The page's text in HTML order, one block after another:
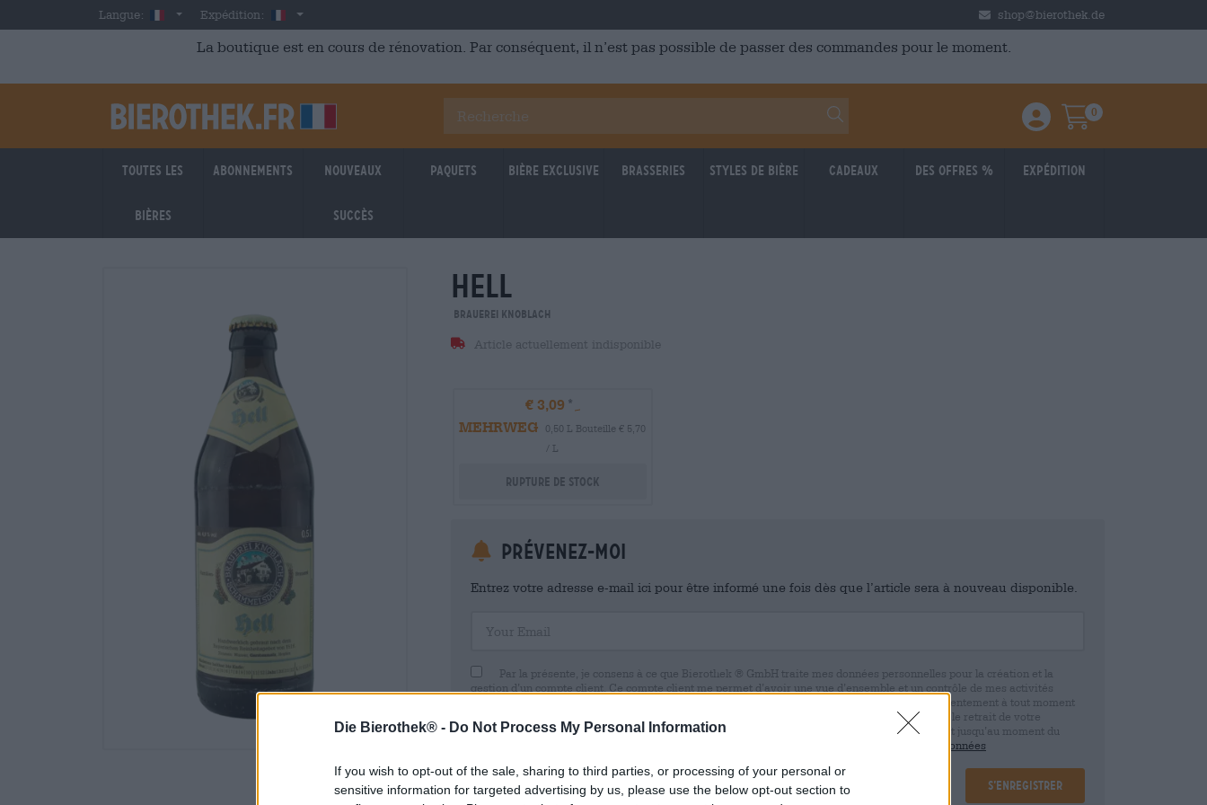
Die Bierothek® - Do Not Process My Personal Information
If you wish to opt-out of the sale, sharing to third parties, or processing of your personal or
sensitive information for targeted advertising by us, please use the below opt-out section to
Skip to main contentLangue: FrenchExpédition: France shop@bierothek.de
La boutique est en cours de rénovation. Par conséquent, il n’est pas possible de passer des commandes pour le moment.
Einloggen / Anmelden
Warenkorb
0
Toutes les
bières
Abonnements Nouveaux
succès
Paquets Bière Exclusive Brasseries Styles de bière Cadeaux Des offres % Expédition
hell
Brauerei Knoblach
Article actuellement indisponible
€ 3,09
MEHRWEG
0,50 L Bouteille € 5,70
/ L
Rupture de stock
Prévenez-moi
Entrez votre adresse e-mail ici pour être informé une fois dès que l’article sera à nouveau disponible.
Par la présente, je consens à ce que Bierothek ® GmbH traite mes données personnelles pour la création et la
gestion d’un compte client. Ce compte client me permet d’avoir une vue d’ensemble et un contrôle de mes activités
commerciales et de mes données personnelles. Je suis conscient que je peux révoquer ce consentement à tout moment
avec effet pour l’avenir en envoyant un e-mail à shop@bierothek.de. Nous vous informons que le retrait de votre
consentement n’affecte pas la légalité du traitement effectué sur la base de votre consentement jusqu’au moment du
déclaration de protection des données
S’enregistrer